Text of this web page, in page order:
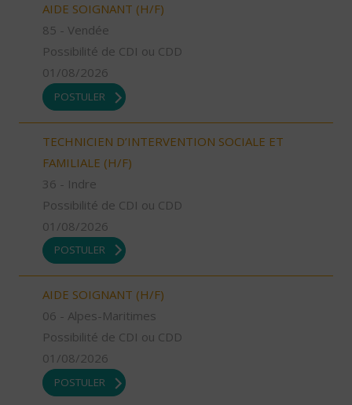
AIDE SOIGNANT (H/F)
85 - Vendée
Possibilité de CDI ou CDD
01/08/2026
POSTULER
TECHNICIEN D’INTERVENTION SOCIALE ET
FAMILIALE (H/F)
36 - Indre
Possibilité de CDI ou CDD
01/08/2026
POSTULER
AIDE SOIGNANT (H/F)
06 - Alpes-Maritimes
Possibilité de CDI ou CDD
01/08/2026
POSTULER